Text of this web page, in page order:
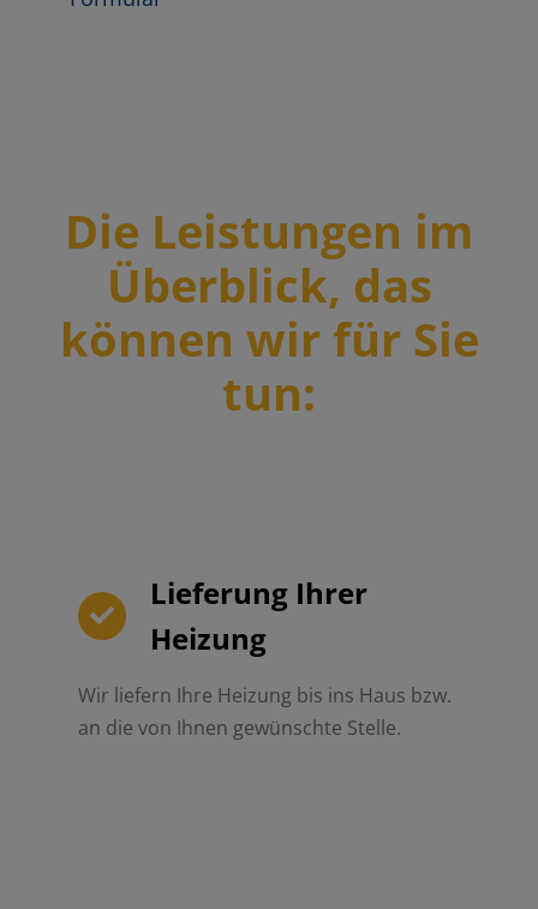
Die Leistungen im
Überblick, das
können wir für Sie
tun:
Lieferung Ihrer
Heizung
Wir liefern Ihre Heizung bis ins Haus bzw.
an die von Ihnen gewünschte Stelle.